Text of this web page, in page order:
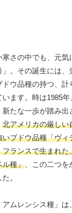
さの中でも、元気
。その誕生には、
ドウ品種の持つ、計
ます。時は1985
たな一歩が踏み出
北アメリカの厳しい
ブドウ品種「ヴィ
ランスで生まれた
ル種」、この二つを
。
アムレンシス種」